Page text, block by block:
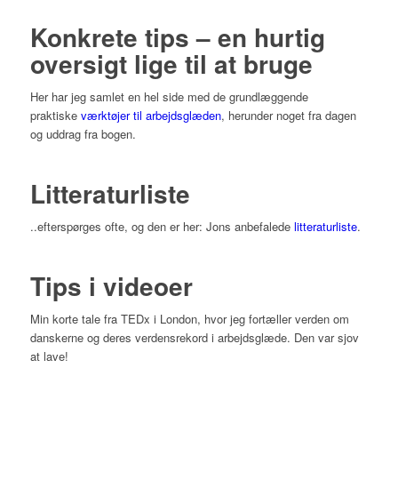
Konkrete tips – en hurtig
oversigt lige til at bruge
Her har jeg samlet en hel side med de grundlæggende
praktiske værktøjer til arbejdsglæden, herunder noget fra dagen
og uddrag fra bogen.
Litteraturliste
..efterspørges ofte, og den er her: Jons anbefalede litteraturliste.
Tips i videoer
Min korte tale fra TEDx i London, hvor jeg fortæller verden om
danskerne og deres verdensrekord i arbejdsglæde. Den var sjov
at lave!